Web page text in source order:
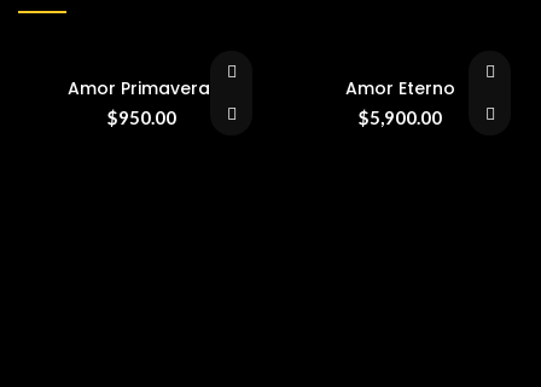
Amor Primaveral
$950.00
Amor Eterno
$5,900.00